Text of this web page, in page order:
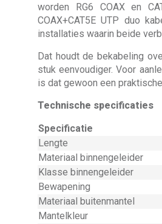
worden RG6 COAX en
COAX+CAT5E UTP duo
installaties waarin beide
Dat houdt de bekabeling
stuk eenvoudiger. Voor
is dat gewoon een
Technische specificaties
Specificatie
Lengte
Materiaal binnengeleider
Klasse binnengeleider
Bewapening
Materiaal buitenmantel
Mantelkleur